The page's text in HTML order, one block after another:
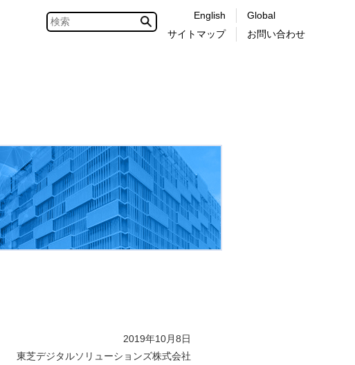
English
サイトマップ
Global
お問い合わせ
2019年10月8日
東芝デジタルソリューションズ株式会社